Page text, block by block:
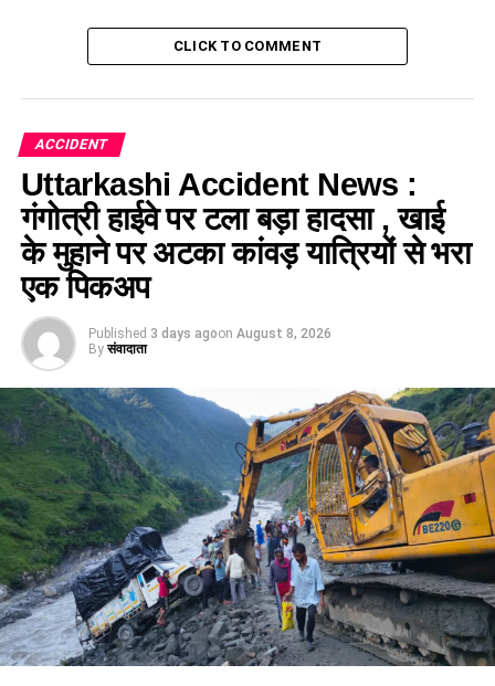
CLICK TO COMMENT
ACCIDENT
Uttarkashi Accident News :
गंगोत्री हाईवे पर टला बड़ा हादसा , खाई
के मुहाने पर अटका कांवड़ यात्रियों से भरा
एक पिकअप
Published 3 days agoon August 8, 2026
By संवादाता